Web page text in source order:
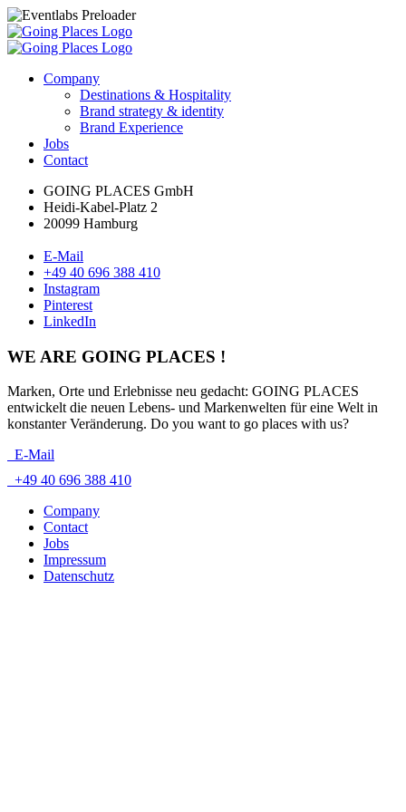
Company
Destinations & Hospitality
Brand strategy & identity
Brand Experience
Jobs
Contact
GOING PLACES GmbH
Heidi-Kabel-Platz 2
20099 Hamburg
E-Mail
+49 40 696 388 410
Instagram
Pinterest
LinkedIn
WE ARE GOING PLACES !
Marken, Orte und Erlebnisse neu gedacht: GOING PLACES
entwickelt die neuen Lebens- und Markenwelten für eine Welt in
konstanter Veränderung. Do you want to go places with us?
E-Mail
+49 40 696 388 410
Company
Contact
Jobs
Impressum
Datenschutz